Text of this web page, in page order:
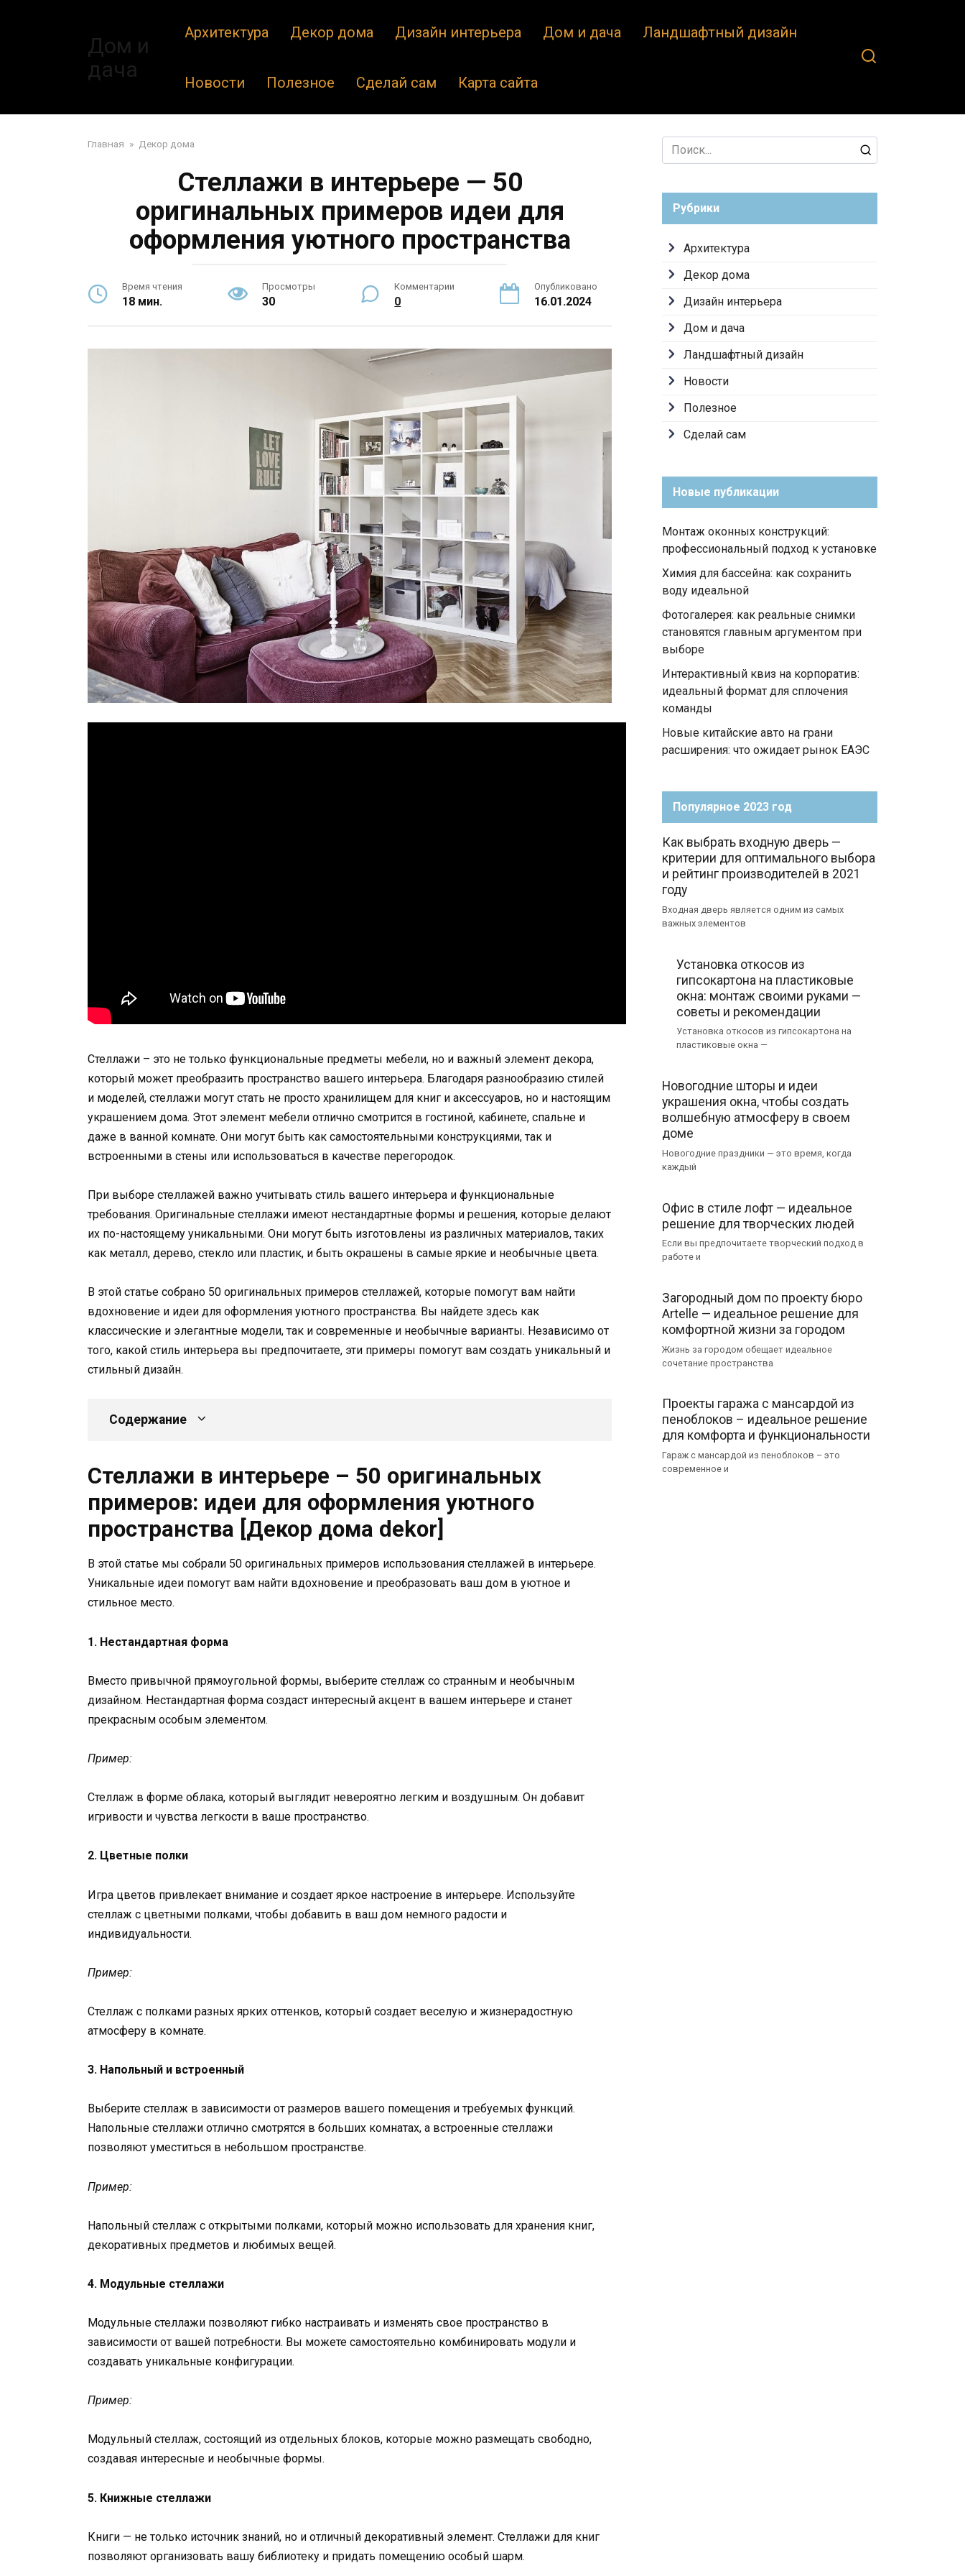
Дом и
дача
Архитектура Декор дома Дизайн интерьера Дом и дача Ландшафтный дизайн
Новости Полезное Сделай сам Карта сайта
Главная » Декор дома
Стеллажи в интерьере — 50
оригинальных примеров идеи для
оформления уютного пространства
Время чтения
18 мин.
Просмотры
30
Комментарии
0
Опубликовано
16.01.2024
Стеллажи – это не только функциональные предметы мебели, но и важный элемент декора,
который может преобразить пространство вашего интерьера. Благодаря разнообразию стилей
и моделей, стеллажи могут стать не просто хранилищем для книг и аксессуаров, но и настоящим
украшением дома. Этот элемент мебели отлично смотрится в гостиной, кабинете, спальне и
даже в ванной комнате. Они могут быть как самостоятельными конструкциями, так и
встроенными в стены или использоваться в качестве перегородок.
При выборе стеллажей важно учитывать стиль вашего интерьера и функциональные
требования. Оригинальные стеллажи имеют нестандартные формы и решения, которые делают
их по-настоящему уникальными. Они могут быть изготовлены из различных материалов, таких
как металл, дерево, стекло или пластик, и быть окрашены в самые яркие и необычные цвета.
В этой статье собрано 50 оригинальных примеров стеллажей, которые помогут вам найти
вдохновение и идеи для оформления уютного пространства. Вы найдете здесь как
классические и элегантные модели, так и современные и необычные варианты. Независимо от
того, какой стиль интерьера вы предпочитаете, эти примеры помогут вам создать уникальный и
стильный дизайн.
Содержание
Стеллажи в интерьере – 50 оригинальных
примеров: идеи для оформления уютного
пространства [Декор дома dekor]
В этой статье мы собрали 50 оригинальных примеров использования стеллажей в интерьере.
Уникальные идеи помогут вам найти вдохновение и преобразовать ваш дом в уютное и
стильное место.
1. Нестандартная форма
Вместо привычной прямоугольной формы, выберите стеллаж со странным и необычным
дизайном. Нестандартная форма создаст интересный акцент в вашем интерьере и станет
прекрасным особым элементом.
Пример:
Стеллаж в форме облака, который выглядит невероятно легким и воздушным. Он добавит
игривости и чувства легкости в ваше пространство.
2. Цветные полки
Игра цветов привлекает внимание и создает яркое настроение в интерьере. Используйте
стеллаж с цветными полками, чтобы добавить в ваш дом немного радости и
индивидуальности.
Пример:
Стеллаж с полками разных ярких оттенков, который создает веселую и жизнерадостную
атмосферу в комнате.
3. Напольный и встроенный
Выберите стеллаж в зависимости от размеров вашего помещения и требуемых функций.
Напольные стеллажи отлично смотрятся в больших комнатах, а встроенные стеллажи
позволяют уместиться в небольшом пространстве.
Пример:
Напольный стеллаж с открытыми полками, который можно использовать для хранения книг,
декоративных предметов и любимых вещей.
4. Модульные стеллажи
Модульные стеллажи позволяют гибко настраивать и изменять свое пространство в
зависимости от вашей потребности. Вы можете самостоятельно комбинировать модули и
создавать уникальные конфигурации.
Пример:
Модульный стеллаж, состоящий из отдельных блоков, которые можно размещать свободно,
создавая интересные и необычные формы.
5. Книжные стеллажи
Книги — не только источник знаний, но и отличный декоративный элемент. Стеллажи для книг
позволяют организовать вашу библиотеку и придать помещению особый шарм.
Search
for:
Рубрики
Архитектура
Декор дома
Дизайн интерьера
Дом и дача
Ландшафтный дизайн
Новости
Полезное
Сделай сам
Новые публикации
Монтаж оконных конструкций:
профессиональный подход к установке
Химия для бассейна: как сохранить
воду идеальной
Фотогалерея: как реальные снимки
становятся главным аргументом при
выборе
Интерактивный квиз на корпоратив:
идеальный формат для сплочения
команды
Новые китайские авто на грани
расширения: что ожидает рынок ЕАЭС
Популярное 2023 год
Как выбрать входную дверь —
критерии для оптимального выбора
и рейтинг производителей в 2021
году
Входная дверь является одним из самых
важных элементов
Установка откосов из
гипсокартона на пластиковые
окна: монтаж своими руками —
советы и рекомендации
Установка откосов из гипсокартона на
пластиковые окна —
Новогодние шторы и идеи
украшения окна, чтобы создать
волшебную атмосферу в своем
доме
Новогодние праздники — это время, когда
каждый
Офис в стиле лофт — идеальное
решение для творческих людей
Если вы предпочитаете творческий подход в
работе и
Загородный дом по проекту бюро
Artelle — идеальное решение для
комфортной жизни за городом
Жизнь за городом обещает идеальное
сочетание пространства
Проекты гаража с мансардой из
пеноблоков – идеальное решение
для комфорта и функциональности
Гараж с мансардой из пеноблоков – это
современное и